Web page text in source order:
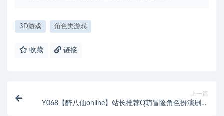
3D游戏 角色类游戏
收藏 链接
上一篇
Y068【醉八仙online】站长推荐Q萌冒险角色扮演剧情